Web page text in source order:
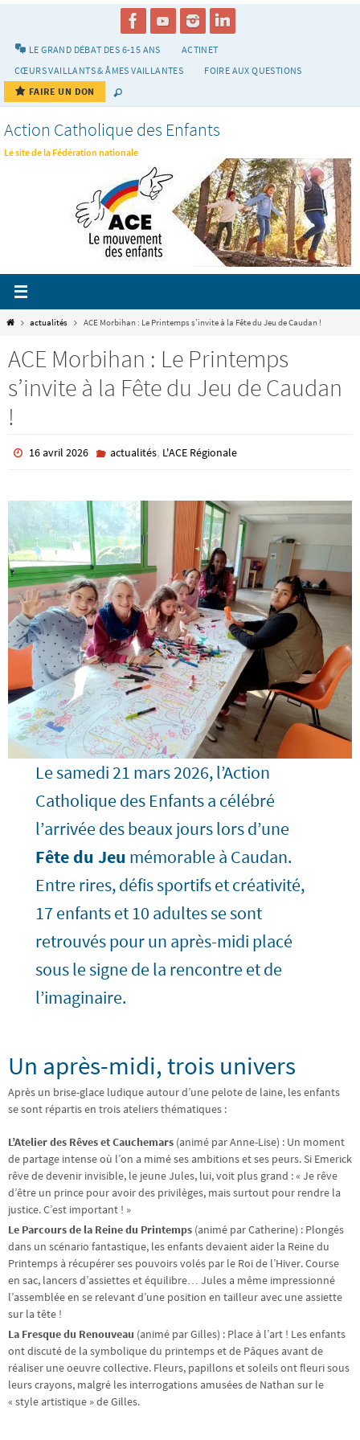
LE GRAND DÉBAT DES 6-15 ANS
ACTINET
CŒURS VAILLANTS & ÂMES VAILLANTES
FOIRE AUX QUESTIONS
FAIRE UN DON
Action Catholique des Enfants
Le site de la Fédération nationale
Homeactualités ACE Morbihan : Le Printemps s’invite à la Fête du Jeu de Caudan !
ACE Morbihan : Le Printemps
s’invite à la Fête du Jeu de Caudan
!
16 avril 2026 actualités, L'ACE Régionale
Le samedi 21 mars 2026, l’Action
Catholique des Enfants a célébré
l’arrivée des beaux jours lors d’une
Fête du Jeu mémorable à Caudan.
Entre rires, défis sportifs et créativité,
17 enfants et 10 adultes se sont
retrouvés pour un après-midi placé
sous le signe de la rencontre et de
l’imaginaire.
Un après-midi, trois univers
Après un brise-glace ludique autour d’une pelote de laine, les enfants
se sont répartis en trois ateliers thématiques :
L’Atelier des Rêves et Cauchemars (animé par Anne-Lise) : Un moment
de partage intense où l’on a mimé ses ambitions et ses peurs. Si Emerick
rêve de devenir invisible, le jeune Jules, lui, voit plus grand : « Je rêve
d’être un prince pour avoir des privilèges, mais surtout pour rendre la
justice. C’est important ! »
Le Parcours de la Reine du Printemps (animé par Catherine) : Plongés
dans un scénario fantastique, les enfants devaient aider la Reine du
Printemps à récupérer ses pouvoirs volés par le Roi de l’Hiver. Course
en sac, lancers d’assiettes et équilibre… Jules a même impressionné
l’assemblée en se relevant d’une position en tailleur avec une assiette
sur la tête !
La Fresque du Renouveau (animé par Gilles) : Place à l’art ! Les enfants
ont discuté de la symbolique du printemps et de Pâques avant de
réaliser une oeuvre collective. Fleurs, papillons et soleils ont fleuri sous
leurs crayons, malgré les interrogations amusées de Nathan sur le
« style artistique » de Gilles.